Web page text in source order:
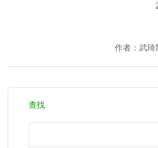
作者：武
查找